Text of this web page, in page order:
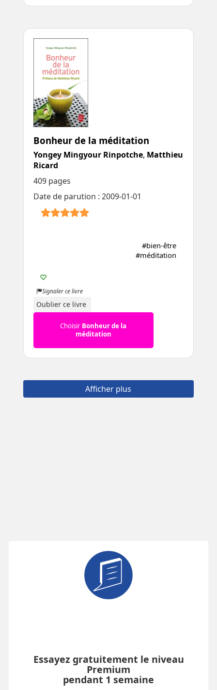
Bonheur de la méditation
Yongey Mingyour Rinpotche, Matthieu
Ricard
409 pages
Date de parution : 2009-01-01
#bien-être
#méditation
Signaler ce livre
Oublier ce livre
Choisir Bonheur de la
méditation
Afficher plus
Essayez gratuitement le niveau
Premium
pendant 1 semaine